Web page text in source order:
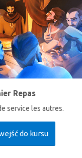
Repas
service les autres.
do kursu